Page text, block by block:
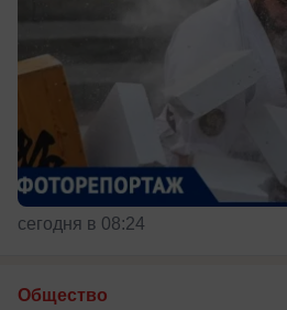
сегодня в 08:24
Общество